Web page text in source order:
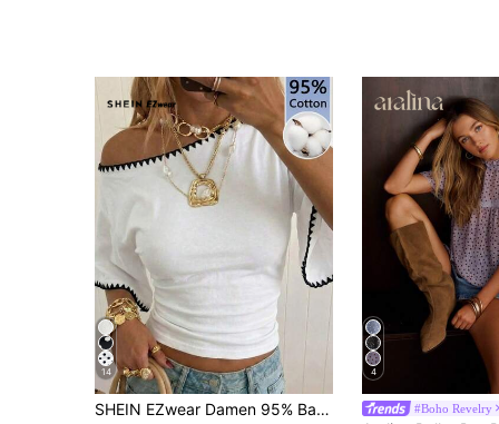
14
SHEIN EZwear Damen 95% Baumwolle weiß gestrickt Fledermaus Kurzarm Crop Top mit Boho Stickerei Saum - perfekt für Western Festival, Frühlings- & Sommer Strandurlaub, Frühlingspause, Boho Tropical Island Hochzeit, Jahrestag, Brautjungfern Party, Date Night, sexy Hochzeitsgast, Bridal-Shower, Urlaub am Meer, Insel Mädchen Vintage Stil, romantische Urlaubsstimmung, Südfrankreich
4
#Boho Revelry